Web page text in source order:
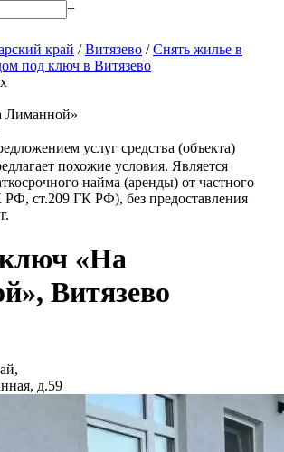
+
край /Витязево /Снять жилье в
под ключ в Витязево
Лиманной»
услуг средства (объекта)
похожие условия. Является
найма (аренды) от частного
ст.209 ГК РФ), без предоставления
«На
Витязево
д.59